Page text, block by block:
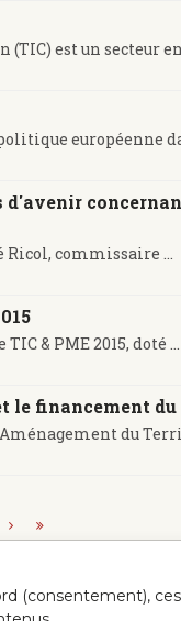
est un secteur en
européenne
commissaire ...
& PME 2015, doté ...
le financement
du
(consentement),